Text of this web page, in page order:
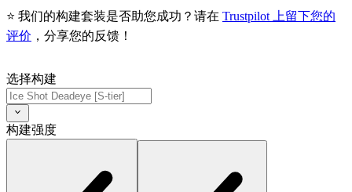
⭐ 我们的构建套装是否助您成功？请在 Trustpilot 上留下您的
评价 ，分享您的反馈！
选择构建
构建强度